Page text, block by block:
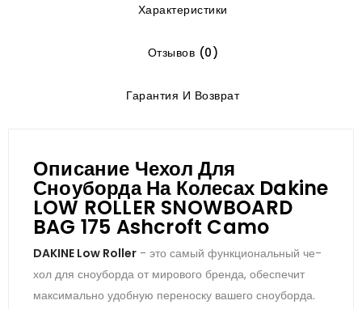
Характеристики
Отзывов (0)
Гарантия И Возврат
Описание Чехол Для
Сноуборда На Колесах Dakine
LOW ROLLER SNOWBOARD
BAG 175 Ashcroft Camo
DAKINE Low Roller - это са­мый фун­кци­ональ­ный че­
хол для сно­убор­да от ми­рово­го брен­да, обеспечит
максимально удобную переноску вашего сноуборда.